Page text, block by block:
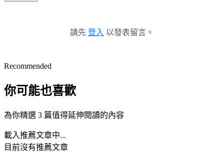
請先 登入 以發表留言。
Recommended
你可能也喜歡
為你精選 3 篇值得延伸閱讀的內容
載入推薦文章中...
目前沒有推薦文章